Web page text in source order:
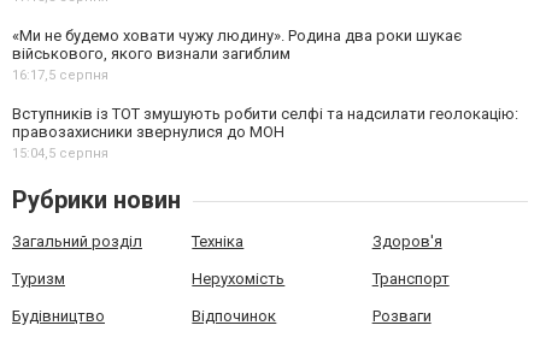
«Ми не будемо ховати чужу людину». Родина два роки шукає
військового, якого визнали загиблим
16:17,5 серпня
Вступників із ТОТ змушують робити селфі та надсилати геолокацію:
правозахисники звернулися до МОН
15:04,5 серпня
Рубрики новин
Загальний розділ Техніка Здоров'я
Туризм Нерухомість Транспорт
Будівництво Відпочинок Розваги